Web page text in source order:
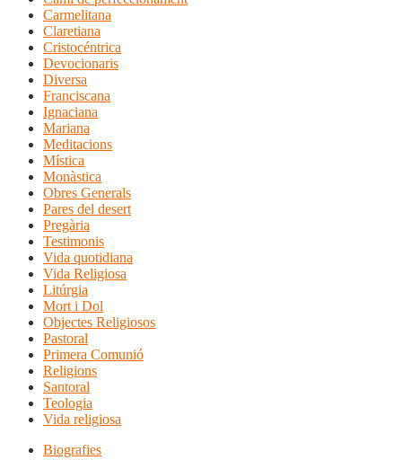
Carmelitana
Claretiana
Cristocéntrica
Devocionaris
Diversa
Franciscana
Ignaciana
Mariana
Meditacions
Mística
Monàstica
Obres Generals
Pares del desert
Pregària
Testimonis
Vida quotidiana
Vida Religiosa
Litúrgia
Mort i Dol
Objectes Religiosos
Pastoral
Primera Comunió
Religions
Santoral
Teologia
Vida religiosa
Biografies